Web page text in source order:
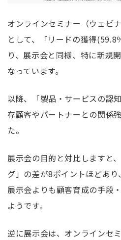
オンラインセミナー（ウェビ
として、「リードの獲得(59.8
り、展示会と同様、特に新規
なっています。
以降、「製品・サービスの認
存顧客やパートナーとの関係
た。
展示会の目的と対比しますと
グ」の差が8ポイントほどあ
展示会よりも顧客育成の手段
ようです。
逆に展示会は、オンラインセ